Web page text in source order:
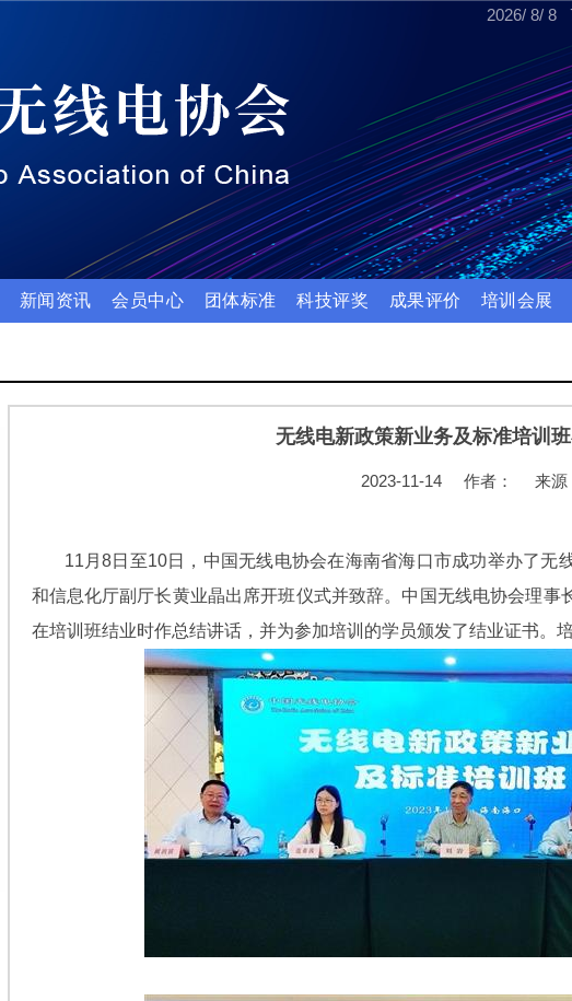
2026/ 8/ 8
新闻资讯 会员中心 团体标准 科技评奖 成果评价 培训会展
无线电新政策新业务及标准培训
2023-11-14 作者： 来源
11月8日至10日，中国无线电协会在海南省海口市成功举办了无
和信息化厅副厅长黄业晶出席开班仪式并致辞。中国无线电协会理
在培训班结业时作总结讲话，并为参加培训的学员颁发了结业证书。